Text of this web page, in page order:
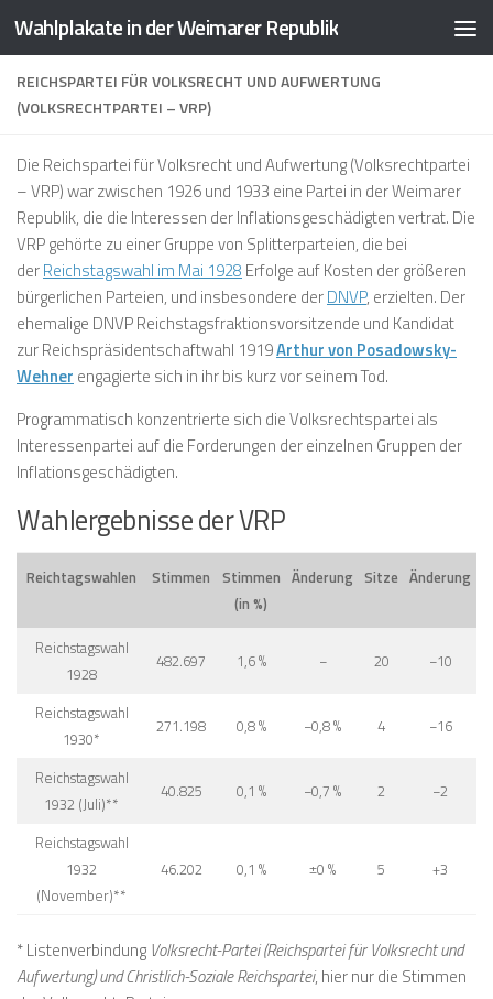
Zum Inhalt springen
Wahlplakate in der Weimarer Republik
REICHSPARTEI FÜR VOLKSRECHT UND AUFWERTUNG
(VOLKSRECHTPARTEI – VRP)
Die Reichspartei für Volksrecht und Aufwertung (Volksrechtpartei
– VRP)war zwischen 1926 und 1933 eine Partei in der Weimarer
Republik, die die Interessen der Inflationsgeschädigten vertrat. Die
VRP gehörte zu einer Gruppe von Splitterparteien, die bei
derReichstagswahl im Mai 1928 Erfolge auf Kosten der größeren
bürgerlichen Parteien, und insbesondere derDNVP, erzielten. Der
ehemalige DNVP Reichstagsfraktionsvorsitzende und Kandidat
zur Reichspräsidentschaftwahl 1919Arthur von Posadowsky-
Wehner engagierte sich in ihr bis kurz vor seinem Tod.
Programmatisch konzentrierte sich die Volksrechtspartei als
Interessenpartei auf die Forderungen der einzelnen Gruppen der
Inflationsgeschädigten.
Wahlergebnisse der VRP
Reichtagswahlen Stimmen Stimmen
(in %)
Änderung Sitze Änderung
Reichstagswahl
1928
482.697 1,6 % − 20 −10
Reichstagswahl
1930*
271.198 0,8 % −0,8 % 4 −16
Reichstagswahl
1932 (Juli)**
40.825 0,1 % −0,7 % 2 −2
Reichstagswahl
1932
(November)**
46.202 0,1 % ±0 % 5 +3
* Listenverbindung Volksrecht-Partei (Reichspartei für Volksrecht und
Aufwertung) und Christlich-Soziale Reichspartei, hier nur die Stimmen